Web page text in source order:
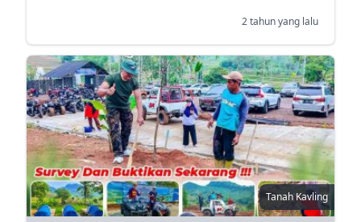
2 tahun yang lalu
Tanah Kavling